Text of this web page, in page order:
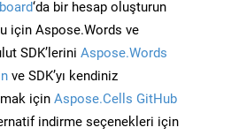
‘da bir hesap oluşturun
için Aspose.Words ve
SDK’lerini Aspose.Words
ve SDK’yı kendiniz
için Aspose.Cells GitHub
indirme seçenekleri için